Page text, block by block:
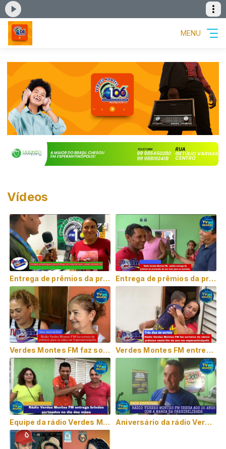
MENU
Vídeos
Entrega de prêmios da promoção da virada na rádio Verdes Montes FM. Entrega de prêmios da promoção de ano novo da rádio Verdes Montes FM em Esperantinópolis.
Verdes Montes FM faz sorteio de prêmios para as mães em Esperantinópolis. Verdes Montes FM entrega prêmios de ano novo para ouvintes em Esperantinópolis.
Equipe da rádio Verdes Montes FM entrega os brindes sorteados na promoção mamãe feliz. Aniversário da rádio Verdes Montes FM, 25 anos de trabalho presta ao nosso município.